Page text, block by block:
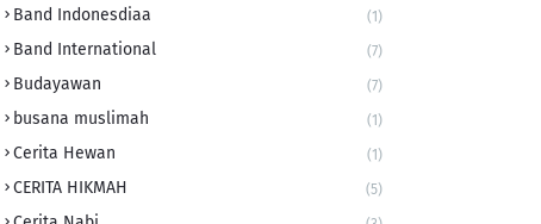
Band Indonesdiaa (1)
Band International (7)
Budayawan (7)
busana muslimah (1)
Cerita Hewan (1)
CERITA HIKMAH (5)